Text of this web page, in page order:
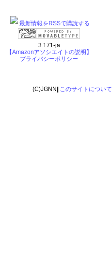
最新情報をRSSで購読する
3.171-ja
【Amazonアソシエイトの説明】
プライバシーポリシー
(C)JGNN|| このサイトについて